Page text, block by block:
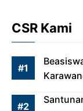
CSR Kami